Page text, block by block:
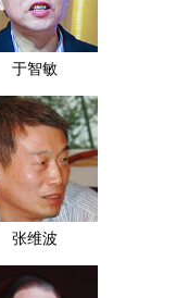
于智敏
张维波